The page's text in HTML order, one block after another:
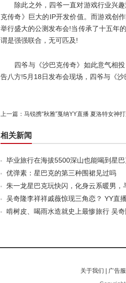
除此之外，四爷一直对游戏行业兴趣
克传奇》巨大的IP开发价值。而游戏创
举行盛大的公测发布会!当传承了十五年
谓是强强联合，无可匹及!
四爷与《沙巴克传奇》如此意气相投
告八方!5月18日发布会现场，四爷与《
上一篇： 马锐携“秋雅”戛纳YY直播 夏洛特女神
相关新闻
毕业旅行在海拔5500深山也能喝到星
优弹素：星巴克的第三种围裙见过吗
朱一龙星巴克玩快闪，化身云系暖男，
吴奇隆李祥祥戚薇惊现三角恋？ YY直
啃树皮、喝雨水造就史上最惨旅行 吴奇
关于我们 | 广告